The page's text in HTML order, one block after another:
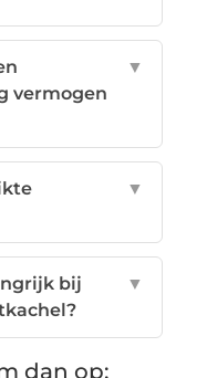
vermogen
▼
▼
bij
▼
dan op: